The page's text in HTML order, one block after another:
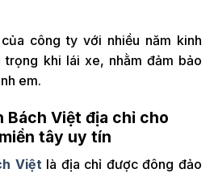
công ty với nhiều năm kinh
trọng khi lái xe, nhằm đảm bảo
em.
Bách Việt địa chỉ cho
tây uy tín
Việt là địa chỉ được đông đảo